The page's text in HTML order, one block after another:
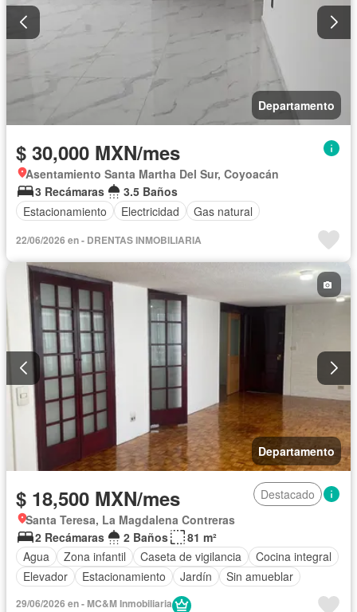
Departamento
$ 30,000 MXN/mes
Asentamiento Santa Martha Del Sur, Coyoacán
3 Recámaras
3.5 Baños
Estacionamiento
Electricidad Gas natural
22/06/2026 en - DRENTAS INMOBILIARIA
Departamento
$ 18,500 MXN/mes
Destacado
Santa Teresa, La Magdalena Contreras
2 Recámaras
2 Baños
81 m²
Agua
Zona infantil Caseta de vigilancia
Cocina integral
Elevador
Estacionamiento Jardín Sin amueblar
29/06/2026 en - MC&M Inmobiliaria